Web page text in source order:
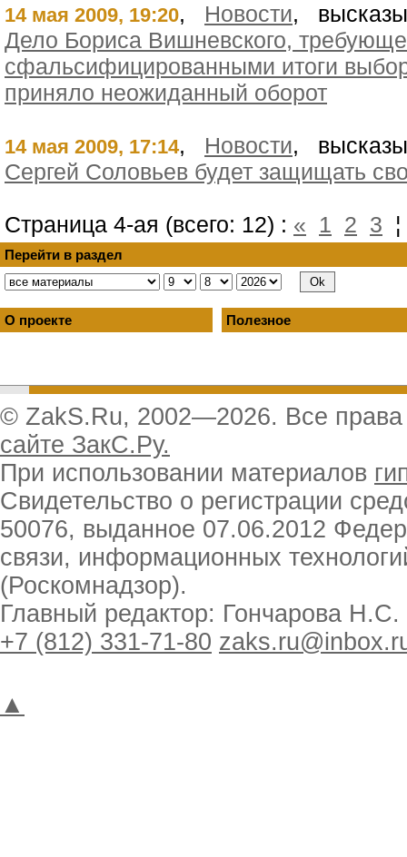
14 мая 2009, 19:20, Новости,
Дело Бориса Вишневского,
сфальсифицированными итоги
приняло неожиданный оборот
14 мая 2009, 17:14, Новости,
Сергей Соловьев будет защищать
Страница 4-ая (всего: 12) : « 1 2 3
Перейти в раздел
О проекте Полезное
© ZakS.Ru, 2002—2026. Все
сайте ЗакС.Ру.
При использовании материалов
Свидетельство о регистрации
50076, выданное 07.06.2012
связи, информационных
(Роскомнадзор).
Главный редактор: Гончарова Н.С.
+7 (812) 331-71-80
▲